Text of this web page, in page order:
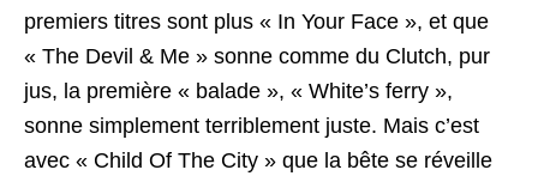
premiers titres sont plus « In Your Face », et que
« The Devil & Me » sonne comme du Clutch, pur
jus, la première « balade », « White’s ferry »,
sonne simplement terriblement juste. Mais c’est
avec « Child Of The City » que la bête se réveille